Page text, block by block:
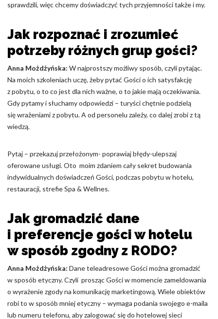
sprawdzili, więc chcemy doświadczyć tych przyjemności także i my.
Jak rozpoznać i zrozumieć
potrzeby różnych grup gości?
Anna Możdżyńska: W najprostszy możliwy sposób, czyli pytając.
Na moich szkoleniach uczę, żeby pytać Gości o ich satysfakcję
z pobytu, o to co jest dla nich ważne, o to jakie mają oczekiwania.
Gdy pytamy i słuchamy odpowiedzi – turyści chętnie podzielą
się wrażeniami z pobytu. A od personelu zależy, co dalej zrobi z tą
wiedzą.
Pytaj – przekazuj przełożonym- poprawiaj błędy-ulepszaj
oferowane usługi. Oto moim zdaniem cały sekret budowania
indywidualnych doświadczeń Gości, podczas pobytu w hotelu,
restauracji, strefie Spa & Wellnes.
Jak gromadzić dane
i preferencje gości w hotelu
w sposób zgodny z RODO?
Anna Możdżyńska: Dane teleadresowe Gości można gromadzić
w sposób etyczny. Czyli prosząc Gości w momencie zameldowania
o wyrażenie zgody na komunikację marketingową. Wiele obiektów
robi to w sposób mniej etyczny – wymaga podania swojego e-maila
lub numeru telefonu, aby zalogować się do hotelowej sieci